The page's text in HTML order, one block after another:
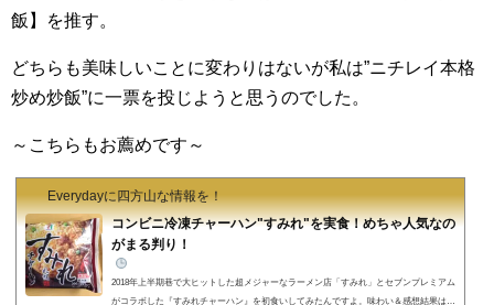
飯】を推す。
どちらも美味しいことに変わりはないが私は”ニチレイ本格
炒め炒飯”に一票を投じようと思うのでした。
～こちらもお薦めです～
Everydayに四方山な情報を！
コンビニ冷凍チャーハン"すみれ"を実食！めちゃ人気なの
がまる判り！
2018年上半期巷で大ヒットした超メジャーなラーメン店「すみれ」とセブンプレミアム
がコラボした『すみれチャーハン』を初食いしてみたんですよ。味わい＆感想結果は後